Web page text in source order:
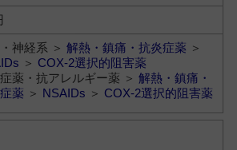
神経系 ＞解熱・鎮痛・抗炎症薬 ＞
＞ COX-2選択的阻害薬
薬・抗アレルギー薬 ＞解熱・鎮痛・
薬 ＞ NSAIDs ＞ COX-2選択的阻害薬